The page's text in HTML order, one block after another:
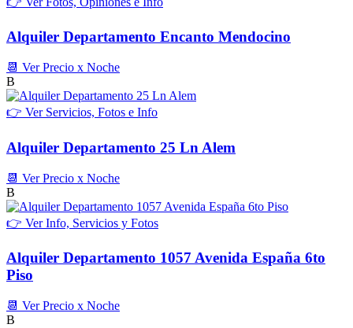
Alquiler Departamento Encanto Mendocino
📆 Ver Precio x Noche
B
👉 Ver Servicios, Fotos e Info
Alquiler Departamento 25 Ln Alem
📆 Ver Precio x Noche
B
👉 Ver Info, Servicios y Fotos
Alquiler Departamento 1057 Avenida España 6to
Piso
📆 Ver Precio x Noche
B